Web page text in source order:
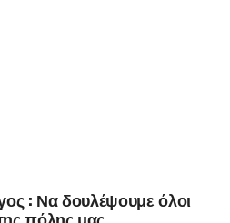
: Να δουλέψουμε όλοι